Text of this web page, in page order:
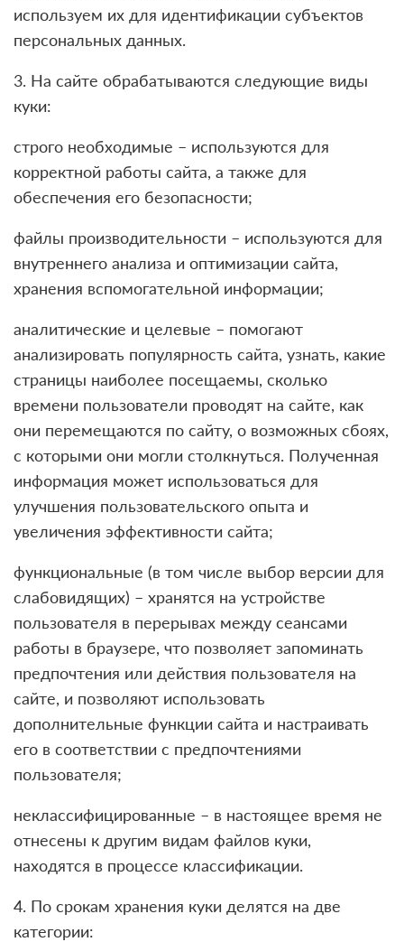
используем их для идентификации субъектов
персональных данных.
3. На сайте обрабатываются следующие виды
куки:
строго необходимые – используются для
корректной работы сайта, а также для
обеспечения его безопасности;
файлы производительности – используются для
внутреннего анализа и оптимизации сайта,
хранения вспомогательной информации;
аналитические и целевые – помогают
анализировать популярность сайта, узнать, какие
страницы наиболее посещаемы, сколько
времени пользователи проводят на сайте, как
они перемещаются по сайту, о возможных сбоях,
с которыми они могли столкнуться. Полученная
информация может использоваться для
улучшения пользовательского опыта и
увеличения эффективности сайта;
функциональные (в том числе выбор версии для
слабовидящих) – хранятся на устройстве
пользователя в перерывах между сеансами
работы в браузере, что позволяет запоминать
предпочтения или действия пользователя на
сайте, и позволяют использовать
дополнительные функции сайта и настраивать
его в соответствии с предпочтениями
пользователя;
неклассифицированные – в настоящее время не
отнесены к другим видам файлов куки,
находятся в процессе классификации.
4. По срокам хранения куки делятся на две
категории: